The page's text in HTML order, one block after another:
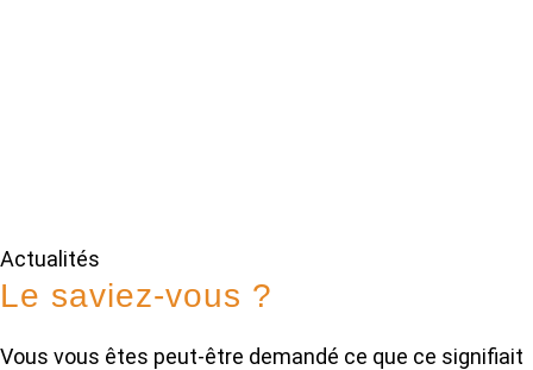
Actualités
Le saviez-vous ?
Vous vous êtes peut-être demandé ce que ce signifiait